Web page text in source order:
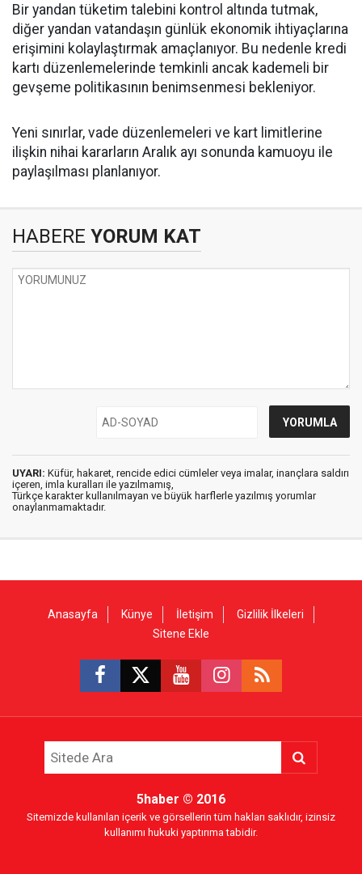
Bir yandan tüketim talebini kontrol altında tutmak,
diğer yandan vatandaşın günlük ekonomik ihtiyaçlarına
erişimini kolaylaştırmak amaçlanıyor. Bu nedenle kredi
kartı düzenlemelerinde temkinli ancak kademeli bir
gevşeme politikasının benimsenmesi bekleniyor.
Yeni sınırlar, vade düzenlemeleri ve kart limitlerine
ilişkin nihai kararların Aralık ayı sonunda kamuoyu ile
paylaşılması planlanıyor.
HABERE YORUM KAT
UYARI: Küfür, hakaret, rencide edici cümleler veya imalar, inançlara saldırı
içeren, imla kuralları ile yazılmamış,
Türkçe karakter kullanılmayan ve büyük harflerle yazılmış yorumlar
onaylanmamaktadır.
Anasayfa Künye İletişim
Gizlilik İlkeleri
Sitene Ekle
5haber © 2016
Sitemizde kullanılan içerik ve görsellerin tüm hakları saklıdır, izinsiz
kullanımı hukuki yaptırıma tabidir.